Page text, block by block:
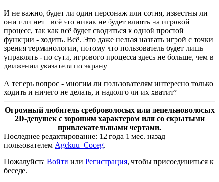
И не важно, будет ли один персонаж или сотня, известны ли
они или нет - всё это никак не будет влиять на игровой
процесс, так как всё будет сводиться к одной простой
функции - ходить. Всё. Это даже нельзя назвать игрой с точки
зрения терминологии, потому что пользователь будет лишь
управлять - по сути, игрового процесса здесь не больше, чем в
движении указателя по экрану.
А теперь вопрос - многим ли пользователям интересно только
ходить и ничего не делать, и надолго ли их хватит?
Огромный любитель среброволосых или пепельноволосых
2D-девушек с хорошим характером или со скрытыми
привлекательными чертами.
Последнее редактирование: 12 года 1 мес. назад
пользователем Agckuu_Coceg.
Пожалуйста Войти или Регистрация, чтобы присоединиться к
беседе.